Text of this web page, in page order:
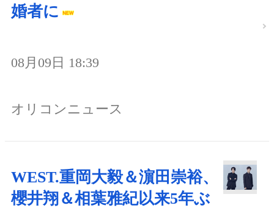
婚者に
08月09日 18:39
オリコンニュース
WEST.重岡大毅＆濵田崇裕、
櫻井翔＆相葉雅紀以来5年ぶ